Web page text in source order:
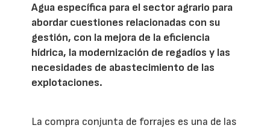
Agua específica para el sector agrario para
abordar cuestiones relacionadas con su
gestión, con la mejora de la eficiencia
hídrica, la modernización de regadíos y las
necesidades de abastecimiento de las
explotaciones.
La compra conjunta de forrajes es una de las